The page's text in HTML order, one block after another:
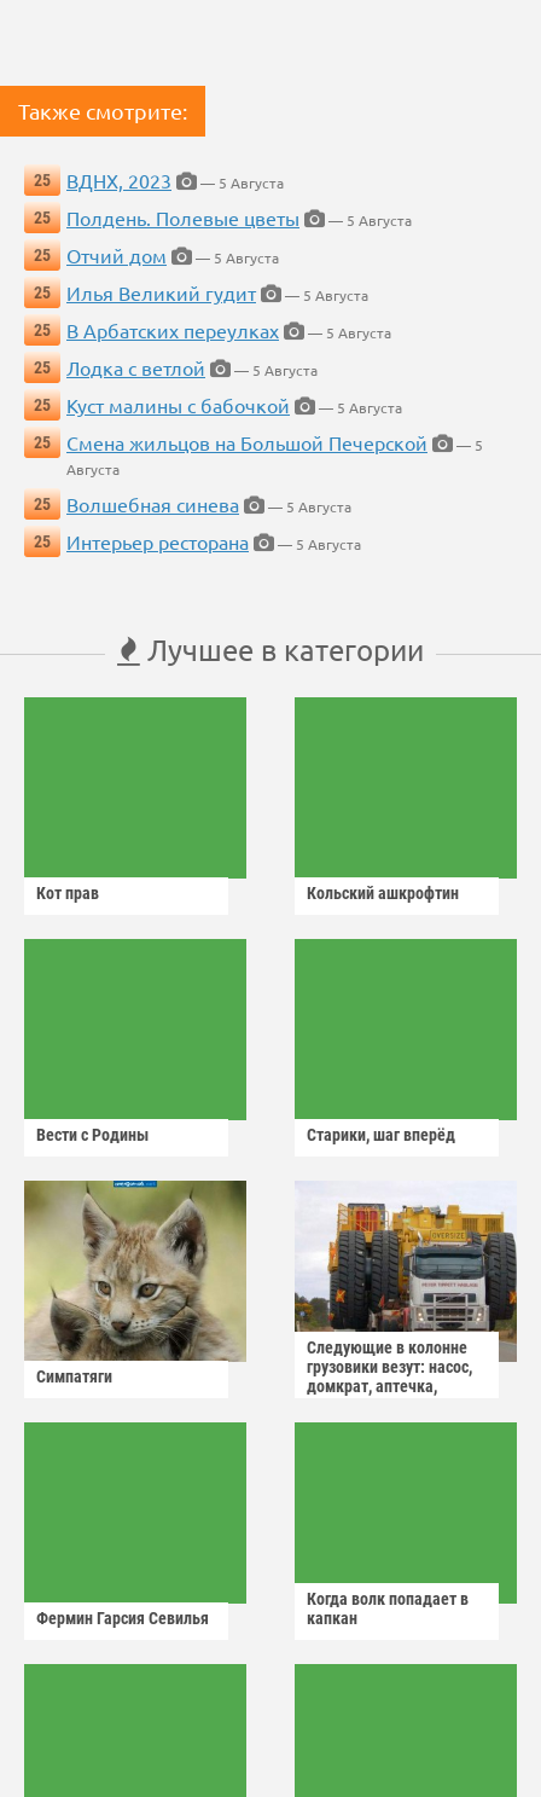
Также смотрите:
25 ВДНХ, 2023
— 5 Августа
25
Полдень. Полевые цветы
— 5 Августа
25
Отчий дом
— 5 Августа
25
Илья Великий гудит
— 5 Августа
25
В Арбатских переулках
— 5 Августа
25
Лодка с ветлой
— 5 Августа
25
Куст малины с бабочкой
— 5 Августа
25
Смена жильцов на Большой Печерской
— 5
Августа
25
Волшебная синева
— 5 Августа
25
Интерьер ресторана — 5 Августа
Лучшее в категории
Кот прав Кольский ашкрофтин
Вести с Родины Старики, шаг вперёд
Симпатяги
Следующие в колонне
грузовики везут: насос,
домкрат, аптечка,
Фермин Гарсия Севилья
Когда волк попадает в
капкан